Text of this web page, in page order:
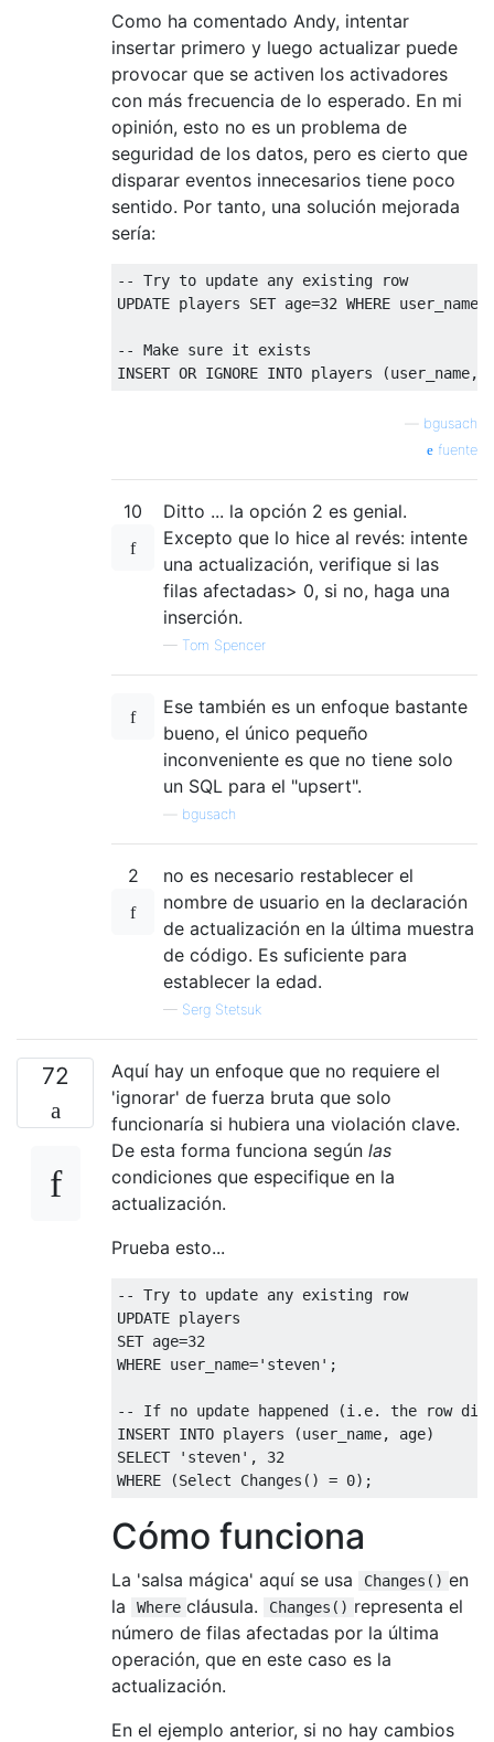
Como ha comentado Andy, intentar
insertar primero y luego actualizar puede
provocar que se activen los activadores
con más frecuencia de lo esperado. En mi
opinión, esto no es un problema de
seguridad de los datos, pero es cierto que
disparar eventos innecesarios tiene poco
sentido. Por tanto, una solución mejorada
sería:
-- Try to update any existing row
UPDATE players SET age=32 WHERE user_name
-- Make sure it exists
INSERT OR IGNORE INTO players (user_name,
bgusach
fuente
10
Ditto ... la opción 2 es genial.
Excepto que lo hice al revés: intente
una actualización, verifique si las
filas afectadas> 0, si no, haga una
inserción.
— Tom Spencer
Ese también es un enfoque bastante
bueno, el único pequeño
inconveniente es que no tiene solo
un SQL para el "upsert".
bgusach
2
no es necesario restablecer el
nombre de usuario en la declaración
de actualización en la última muestra
de código. Es suficiente para
establecer la edad.
— Serg Stetsuk
72
Aquí hay un enfoque que no requiere el
'ignorar' de fuerza bruta que solo
funcionaría si hubiera una violación clave.
De esta forma funciona según las
condiciones que especifique en la
actualización.
Prueba esto...
-- Try to update any existing row
UPDATE
SET age=32
WHERE user_name='steven' ;
-- If no update happened (i.e. the row
INSERT INTO players (user_name, age)
SELECT
'steven' ,
32
WHERE
(Select Changes () = 0);
Cómo funciona
La 'salsa mágica' aquí se usa Changes() en
la
Where cláusula. Changes() representa el
número de filas afectadas por la última
operación, que en este caso es la
actualización.
En el ejemplo anterior, si no hay cambios